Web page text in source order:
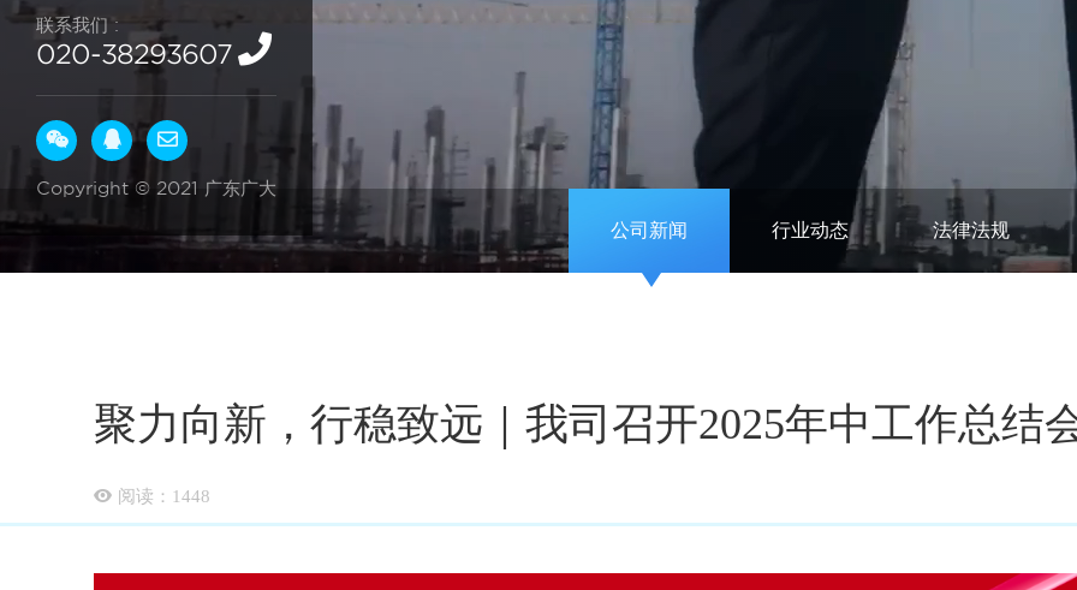
联系我们 :
020-38293607
Copyright © 2021 广东广大
公司新闻 行业动态 法律法规
聚力向新，行稳致远｜我司召开2025年中工作总结
阅读： 1448